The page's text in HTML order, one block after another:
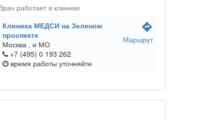
работает в клинике
Клиника МЕДСИ на Зеленом
проспекте
Москва , и МО
+7 (495) 0 193 262
время работы уточняйте
directions
Маршрут